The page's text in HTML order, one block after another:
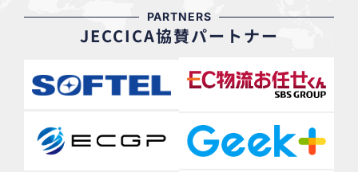
PARTNERS
JECCICA協賛パートナー